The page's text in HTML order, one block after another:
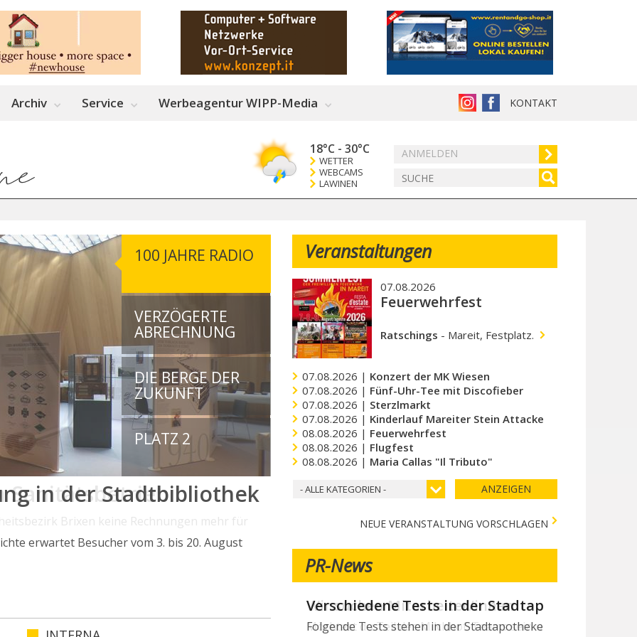
KONTAKT
Archiv Service Werbeagentur WIPP-Media
ANMELDEN
18°C - 30°C
WETTER
WEBCAMS
LAWINEN
100 JAHRE RADIO
VERZÖGERTE
ABRECHNUNG
DIE BERGE DER
ZUKUNFT
PLATZ 2
Sanitätsbetrieb
Brixen keine Rechnungen mehr für
Veranstaltungen
07.08.2026
Feuerwehrfest
Ratschings - Mareit, Festplatz.
07.08.2026 | Konzert der MK Wiesen
07.08.2026 | Fünf-Uhr-Tee mit Discofieber
07.08.2026 | Sterzlmarkt
07.08.2026 | Kinderlauf Mareiter Stein Attacke
08.08.2026 | Feuerwehrfest
08.08.2026 | Flugfest
08.08.2026 | Maria Callas "Il Tributo"
- ALLE KATEGORIEN - ANZEIGEN
NEUE VERANSTALTUNG VORSCHLAGEN
PR-News
Wir suchen Mitarbeiter/innen
Möchtest du Teil des Milchhof-Teams sein und von